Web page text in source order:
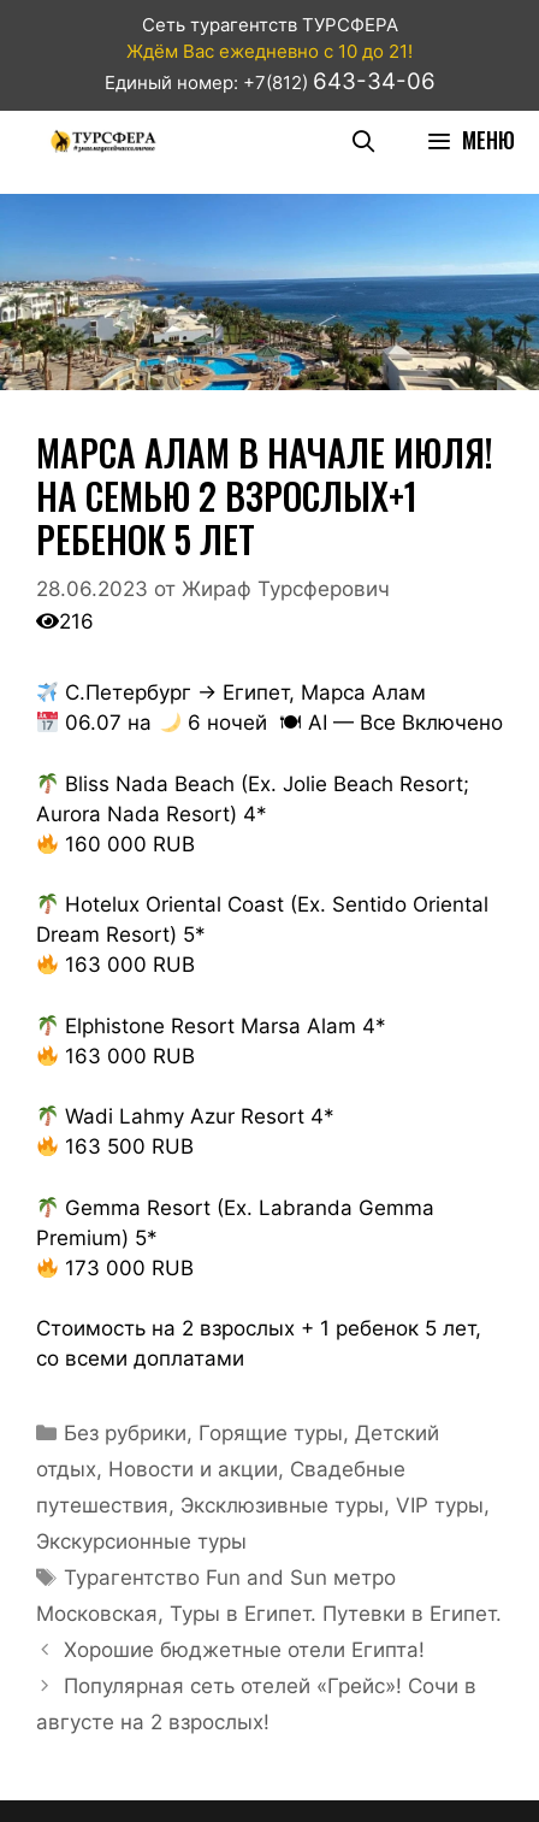
Сеть турагентств ТУРСФЕРА
Ждём Вас ежедневно с 10 до 21!
Единый номер: +7(812) 643-34-06
МЕНЮ
МАРСА АЛАМ В НАЧАЛЕ ИЮЛЯ!
НА СЕМЬЮ 2 ВЗРОСЛЫХ+1
РЕБЕНОК 5 ЛЕТ
28.06.2023 от Жираф Турсферович
216
С.Петербург → Египет, Марса Алам
06.07 на
6 ночей 🍽 AI — Все Включено
Bliss Nada Beach (Ex. Jolie Beach Resort;
Aurora Nada Resort) 4*
160 000 RUB
Hotelux Oriental Coast (Ex. Sentido Oriental
Dream Resort) 5*
163 000 RUB
Elphistone Resort Marsa Alam 4*
163 000 RUB
Wadi Lahmy Azur Resort 4*
163 500 RUB
Gemma Resort (Ex. Labranda Gemma
Premium) 5*
173 000 RUB
Стоимость на 2 взрослых + 1 ребенок 5 лет,
со всеми доплатами
Без рубрики, Горящие туры,Детский
отдых, Новости и акции, Свадебные
путешествия, Эксклюзивные туры, VIP туры,
Экскурсионные туры
Турагентство Fun and Sun метро
Московская, Туры в Египет. Путевки в Египет.
Хорошие бюджетные отели Египта!
Популярная сеть отелей «Грейс»! Сочи в
августе на 2 взрослых!